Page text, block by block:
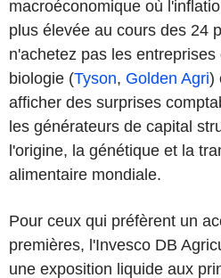
macroéconomique où
plus élevée au cours des 24
n'achetez pas les
biologie (Tyson, Golden Agri)
afficher des surprises
les générateurs de capital
l'origine, la génétique et la
alimentaire mondiale.
Pour ceux qui préfèrent un
premières, l'Invesco DB
une exposition liquide aux